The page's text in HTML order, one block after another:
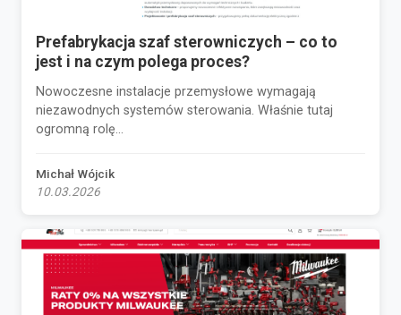
Prefabrykacja szaf sterowniczych – co to
jest i na czym polega proces?
Nowoczesne instalacje przemysłowe wymagają
niezawodnych systemów sterowania. Właśnie tutaj
ogromną rolę...
Michał Wójcik
10.03.2026